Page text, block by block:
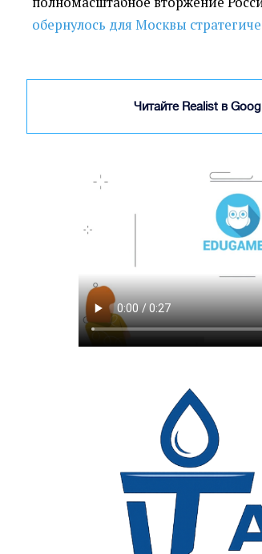
обернулось для Москвы
Читайте Realist в